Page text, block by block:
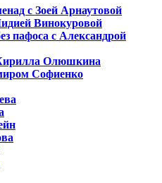
с Зоей Арнаутовой
Винокуровой
пафоса с Александрой
Олюшкина
Софиенко